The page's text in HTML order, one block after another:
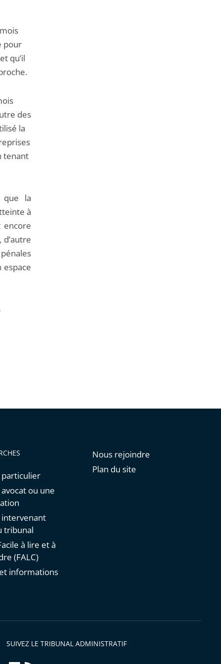
pour
qu’il
des
la
tenant
que la
à
encore
espace
particulier
avocat ou une
intervenant
tribunal
à lire et à
(FALC)
informations
Nous rejoindre
Plan du site
SUIVEZ LE TRIBUNAL ADMINISTRATIF